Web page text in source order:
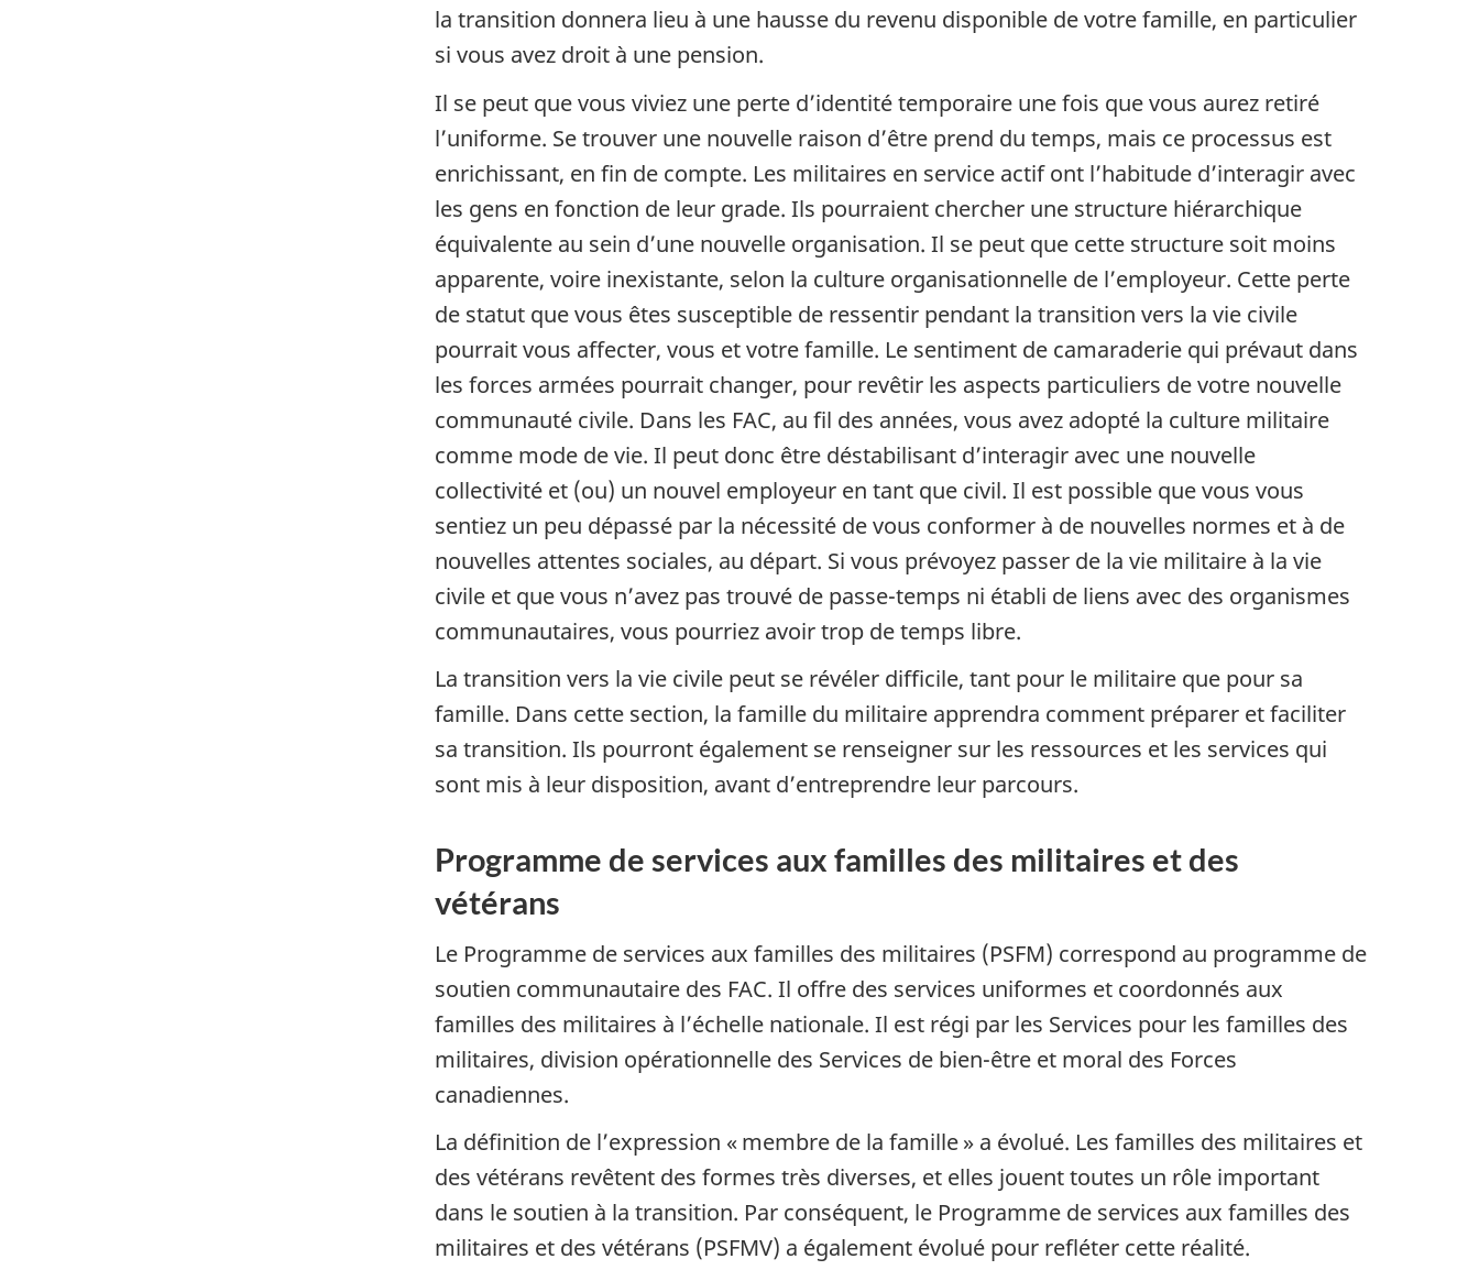
la transition donnera lieu à une hausse du revenu disponible de votre famille, en particulier
si vous avez droit à une pension.
Il se peut que vous viviez une perte d’identité temporaire une fois que vous aurez retiré
l’uniforme. Se trouver une nouvelle raison d’être prend du temps, mais ce processus est
enrichissant, en fin de compte. Les militaires en service actif ont l’habitude d’interagir avec
les gens en fonction de leur grade. Ils pourraient chercher une structure hiérarchique
équivalente au sein d’une nouvelle organisation. Il se peut que cette structure soit moins
apparente, voire inexistante, selon la culture organisationnelle de l’employeur. Cette perte
de statut que vous êtes susceptible de ressentir pendant la transition vers la vie civile
pourrait vous affecter, vous et votre famille. Le sentiment de camaraderie qui prévaut dans
les forces armées pourrait changer, pour revêtir les aspects particuliers de votre nouvelle
communauté civile. Dans les FAC, au fil des années, vous avez adopté la culture militaire
comme mode de vie. Il peut donc être déstabilisant d’interagir avec une nouvelle
collectivité et (ou) un nouvel employeur en tant que civil. Il est possible que vous vous
sentiez un peu dépassé par la nécessité de vous conformer à de nouvelles normes et à de
nouvelles attentes sociales, au départ. Si vous prévoyez passer de la vie militaire à la vie
civile et que vous n’avez pas trouvé de passe-temps ni établi de liens avec des organismes
communautaires, vous pourriez avoir trop de temps libre.
La transition vers la vie civile peut se révéler difficile, tant pour le militaire que pour sa
famille. Dans cette section, la famille du militaire apprendra comment préparer et faciliter
sa transition. Ils pourront également se renseigner sur les ressources et les services qui
sont mis à leur disposition, avant d’entreprendre leur parcours.
Programme de services aux familles des militaires et des
vétérans
Le Programme de services aux familles des militaires (PSFM) correspond au programme de
soutien communautaire des FAC. Il offre des services uniformes et coordonnés aux
familles des militaires à l’échelle nationale. Il est régi par les Services pour les familles des
militaires, division opérationnelle des Services de bien-être et moral des Forces
canadiennes.
La définition de l’expression « membre de la famille » a évolué. Les familles des militaires et
des vétérans revêtent des formes très diverses, et elles jouent toutes un rôle important
dans le soutien à la transition. Par conséquent, le Programme de services aux familles des
militaires et des vétérans (PSFMV) a également évolué pour refléter cette réalité.